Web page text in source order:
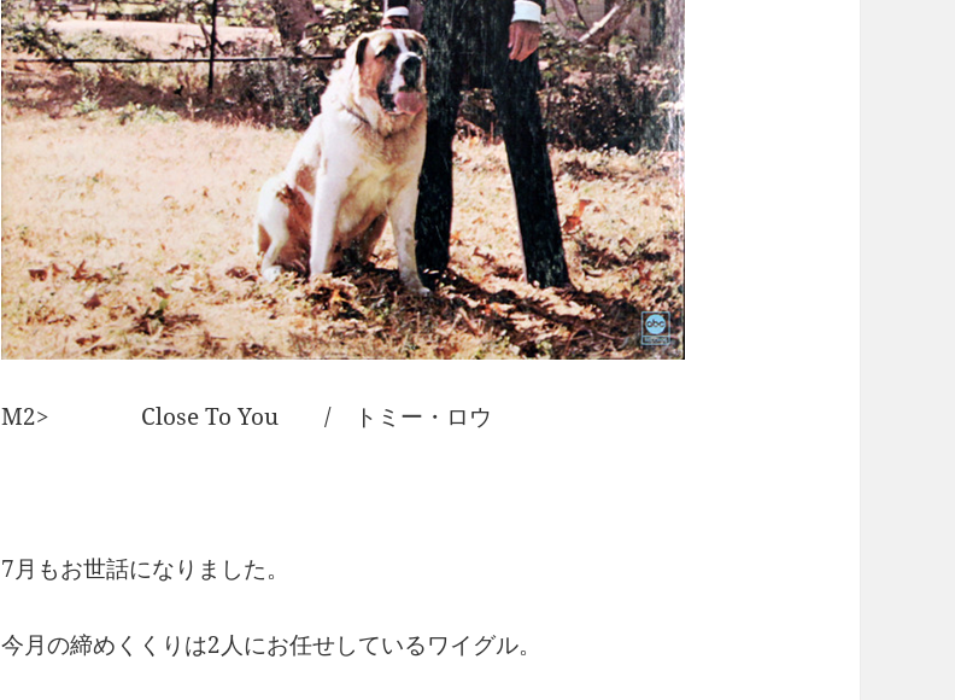
M2> Close To You / トミー・ロウ
7月もお世話になりました。
今月の締めくくりは2人にお任せしているワイグル。